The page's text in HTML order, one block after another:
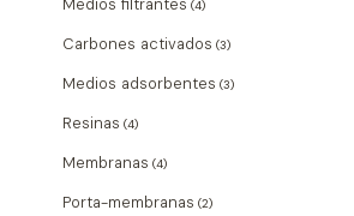
Medios filtrantes (4)
Carbones activados (3)
Medios adsorbentes (3)
Resinas (4)
Membranas (4)
Porta-membranas (2)